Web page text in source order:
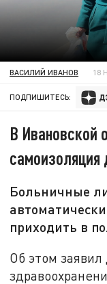
ВАСИЛИЙ ИВАНОВ 18
ПОДПИШИТЕСЬ:
В Ивановской
самоизоляция
Больничные
приходить в
Об этом